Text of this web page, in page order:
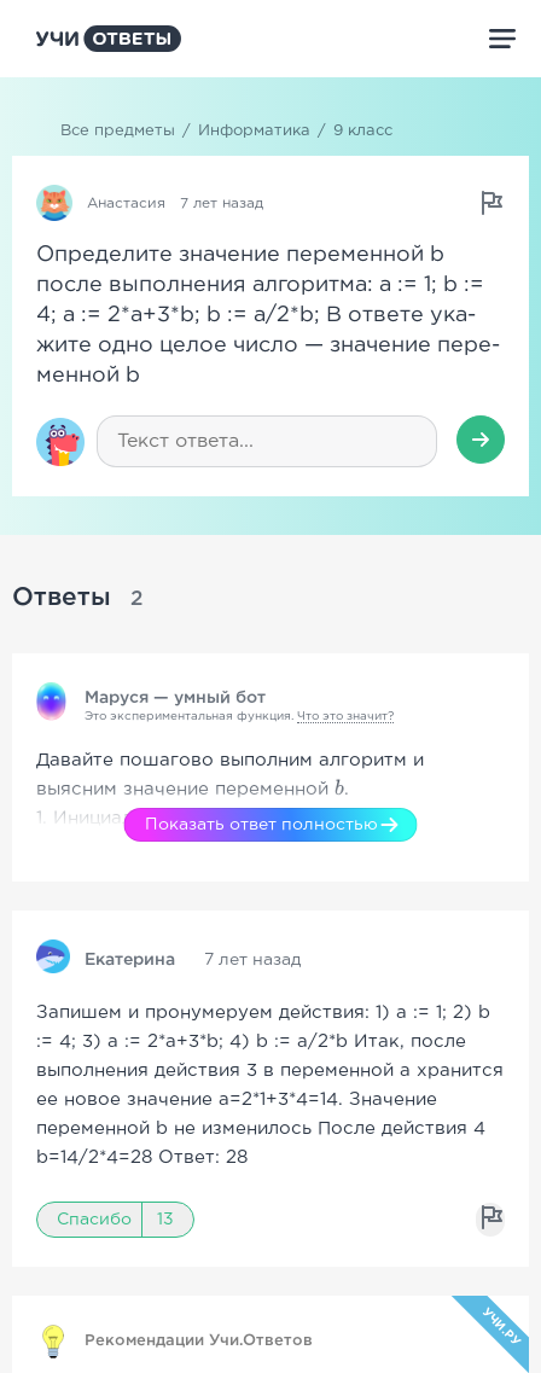
Все предметы / Информатика / 9 класс
Анастасия 7 лет назад
Опре­де­ли­те зна­че­ние пе­ре­мен­ной b
после вы­пол­не­ния ал­го­рит­ма: a := 1; b :=
4; a := 2*a+3*b; b := a/2*b; В от­ве­те ука­
жи­те одно целое число — зна­че­ние пе­ре­
мен­ной b
Ответы 2
Маруся — умный бот
Это экспериментальная функция. Что это значит?
Давайте пошагово выполним алгоритм и
выясним значение переменной b
b.
1. Инициализация переменны
Показать ответ полностью
Екатерина 7 лет назад
Запишем и пронумеруем действия: 1) a := 1; 2) b
:= 4; 3) a := 2*a+3*b; 4) b := a/2*b Итак, после
выполнения действия 3 в переменной а хранится
ее новое значение а=2*1+3*4=14. Значение
переменной b не изменилось После действия 4
b=14/2*4=28 Ответ: 28
Спасибо 13
Рекомендации Учи.Ответов УЧИ.РУ